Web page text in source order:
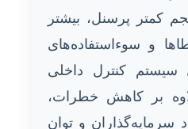
کمتر پرسنل، بیشتر
و سوءاستفاده‌های
سیستم کنترل داخلی
بر کاهش خطرات،
سرمایه‌گذاران و توان